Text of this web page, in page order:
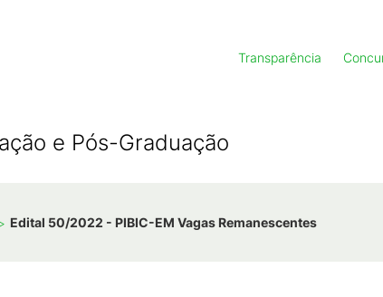
Transparência
e Pós-Graduação
Edital 50/2022 - PIBIC-EM Vagas Remanescentes